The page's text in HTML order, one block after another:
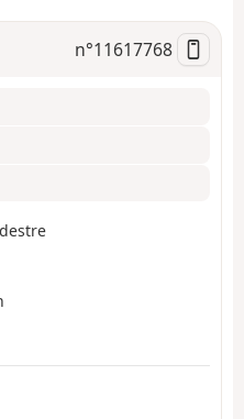
n°11617768